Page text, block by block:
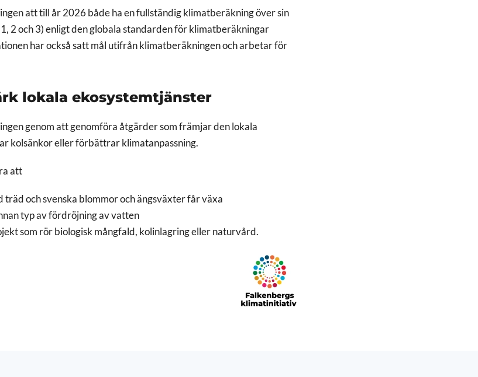
att till år 2026 både ha en fullständig klimatberäkning över sin
2 och 3) enligt den globala standarden för klimatberäkningar
har också satt mål utifrån klimatberäkningen och arbetar för
lokala ekosystemtjänster
genom att genomföra åtgärder som främjar den lokala
kolsänkor eller förbättrar klimatanpassning.
att
träd och svenska blommor och ängsväxter får växa
typ av fördröjning av vatten
som rör biologisk mångfald, kolinlagring eller naturvård.